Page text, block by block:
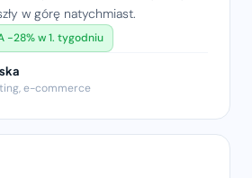
w górę natychmiast.
w 1. tygodniu
e-commerce